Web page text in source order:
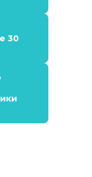
30